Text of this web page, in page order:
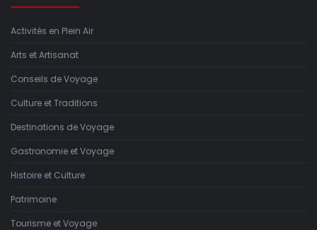
Activités en Plein Air
Arts et Artisanat
Conseils de Voyage
Culture et Traditions
Destinations de Voyage
Gastronomie et Voyage
Histoire et Culture
Patrimoine
Tourisme et Voyage